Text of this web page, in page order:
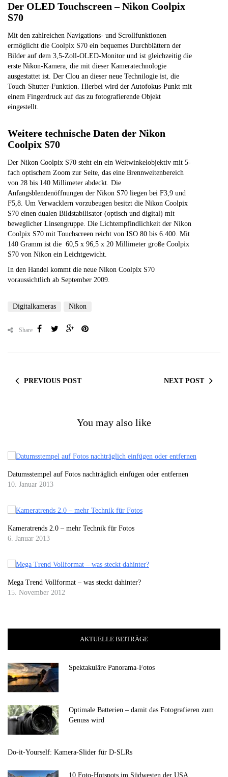
Der OLED Touchscreen – Nikon Coolpix
S70
Mit den zahlreichen Navigations- und Scrollfunktionen
ermöglicht die Coolpix S70 ein bequemes Durchblättern der
Bilder auf dem 3,5-Zoll-OLED-Monitor und ist gleichzeitig die
erste Nikon-Kamera, die mit dieser Kameratechnologie
ausgestattet ist. Der Clou an dieser neue Technilogie ist, die
Touch-Shutter-Funktion. Hierbei wird der Autofokus-Punkt mit
einem Fingerdruck auf das zu fotografierende Objekt
eingestellt.
Weitere technische Daten der Nikon
Coolpix S70
Der Nikon Coolpix S70 steht ein ein Weitwinkelobjektiv mit 5-
fach optischem Zoom zur Seite, das eine Brennweitenbereich
von 28 bis 140 Millimeter abdeckt. Die
Anfangsblendenöffnungen der Nikon S70 liegen bei F3,9 und
F5,8. Um Verwacklern vorzubeugen besitzt die Nikon Coolpix
S70 einen dualen Bildstabilisator (optisch und digital) mit
beweglicher Linsengruppe. Die Lichtempfindlichkeit der Nikon
Coolpix S70 mit Touchscreen reicht von ISO 80 bis 6.400. Mit
140 Gramm ist die 60,5 x 96,5 x 20 Millimeter große Coolpix
S70 von Nikon ein Leichtgewicht.
In den Handel kommt die neue Nikon Coolpix S70
voraussichtlich ab September 2009.
Digitalkameras Nikon
Share
PREVIOUS POST NEXT POST
You may also like
Datumsstempel auf Fotos nachträglich einfügen oder entfernen
10. Januar 2013
Kameratrends 2.0 – mehr Technik für Fotos
6. Januar 2013
Mega Trend Vollformat – was steckt dahinter?
15. November 2012
AKTUELLE BEITRÄGE
Spektakuläre Panorama-Fotos
Optimale Batterien – damit das Fotografieren zum
Genuss wird
Do-it-Yourself: Kamera-Slider für D-SLRs
10 Foto-Hotspots im Südwesten der USA